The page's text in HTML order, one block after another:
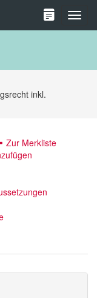
inkl.
Zur Merkliste